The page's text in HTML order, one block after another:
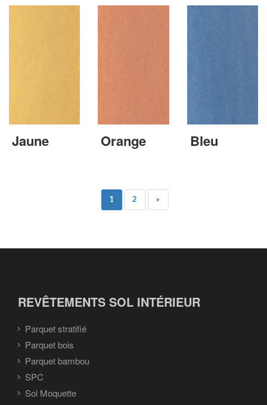
Jaune Orange Bleu
1 2 »
REVÊTEMENTS SOL INTÉRIEUR
Parquet stratifié
Parquet bois
Parquet bambou
SPC
Sol Moquette